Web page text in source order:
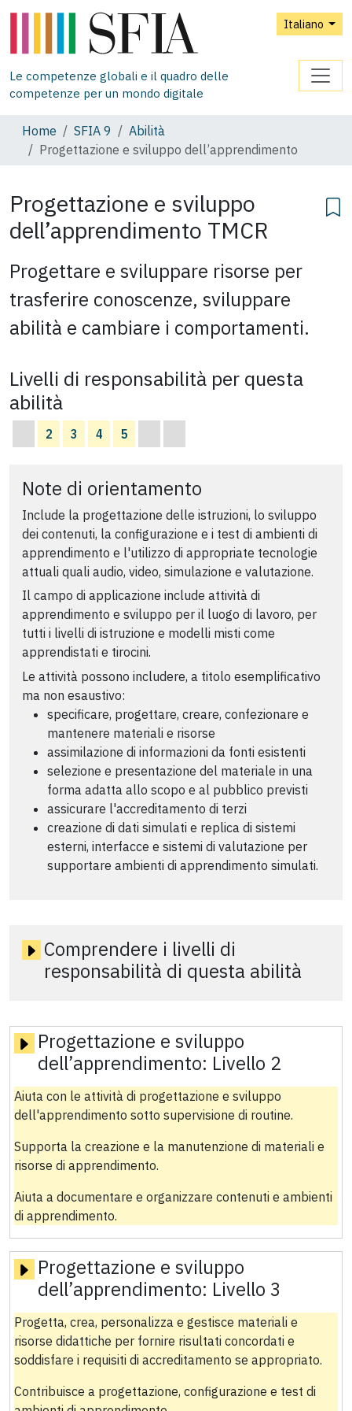
Italiano
Le competenze globali e il quadro delle
competenze per un mondo digitale
Home SFIA 9
Abilità
Progettazione e sviluppo dell’apprendimento
Progettazione e sviluppo
dell’apprendimento TMCR
Progettare e sviluppare risorse per
trasferire conoscenze, sviluppare
abilità e cambiare i comportamenti.
Livelli di responsabilità per questa
abilità
2 3 4 5
Note di orientamento
Include la progettazione delle istruzioni, lo sviluppo
dei contenuti, la configurazione e i test di ambienti di
apprendimento e l'utilizzo di appropriate tecnologie
attuali quali audio, video, simulazione e valutazione.
Il campo di applicazione include attività di
apprendimento e sviluppo per il luogo di lavoro, per
tutti i livelli di istruzione e modelli misti come
apprendistati e tirocini.
Le attività possono includere, a titolo esemplificativo
ma non esaustivo:
specificare, progettare, creare, confezionare e
mantenere materiali e risorse
assimilazione di informazioni da fonti esistenti
selezione e presentazione del materiale in una
forma adatta allo scopo e al pubblico previsti
assicurare l'accreditamento di terzi
creazione di dati simulati e replica di sistemi
esterni, interfacce e sistemi di valutazione per
supportare ambienti di apprendimento simulati.
Comprendere i livelli di
responsabilità di questa abilità
Progettazione e sviluppo
dell’apprendimento: Livello 2
Aiuta con le attività di progettazione e sviluppo
dell'apprendimento sotto supervisione di routine.
Supporta la creazione e la manutenzione di materiali e
risorse di apprendimento.
Aiuta a documentare e organizzare contenuti e ambienti
di apprendimento.
Progettazione e sviluppo
dell’apprendimento: Livello 3
Progetta, crea, personalizza e gestisce materiali e
risorse didattiche per fornire risultati concordati e
soddisfare i requisiti di accreditamento se appropriato.
Contribuisce a progettazione, configurazione e test di